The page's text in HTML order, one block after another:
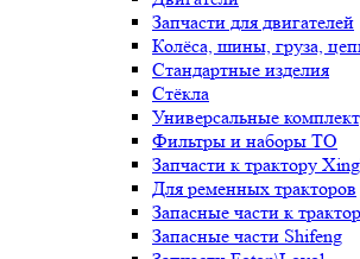
Запчасти для двигателей
Колёса, шины, груза,
Стандартные изделия
Стёкла
Универсальные
Фильтры и наборы ТО
Запчасти к трактору
Для ременных тракторов
Запасные части к
Запасные части Shifeng